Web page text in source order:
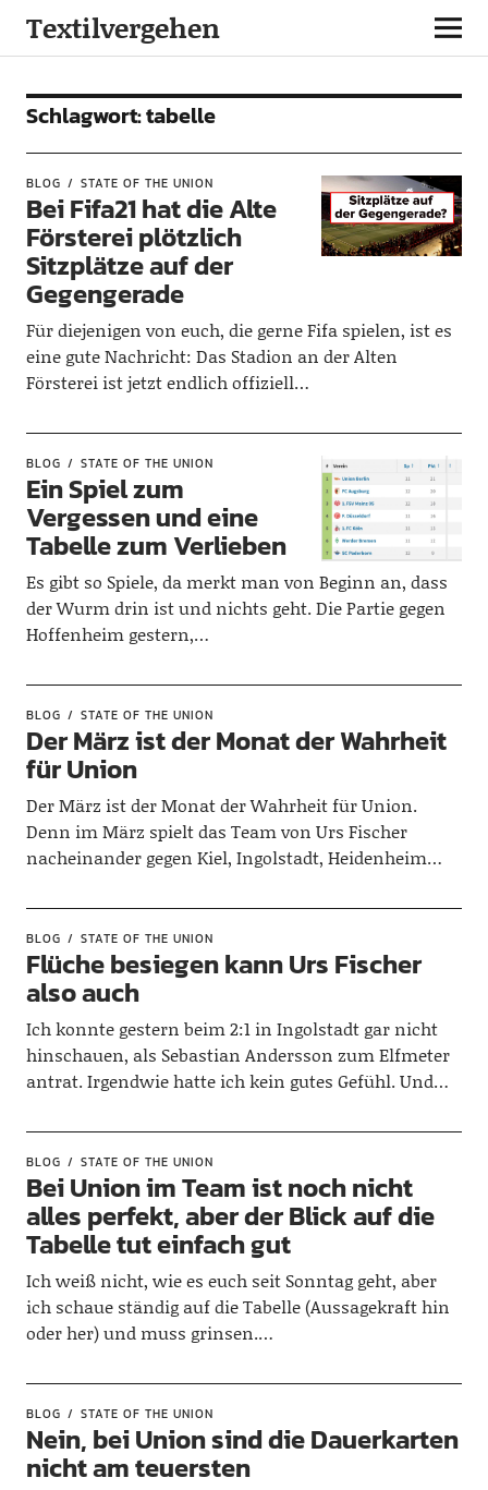
Textilvergehen
Schlagwort:tabelle
BLOG STATE OF THE UNION
Bei Fifa21 hat die Alte
Försterei plötzlich
Sitzplätze auf der
Gegengerade
Für diejenigen von euch, die gerne Fifa spielen, ist es
eine gute Nachricht: Das Stadion an der Alten
Försterei ist jetzt endlich offiziell…
BLOG STATE OF THE UNION
Ein Spiel zum
Vergessen und eine
Tabelle zum Verlieben
Es gibt so Spiele, da merkt man von Beginn an, dass
der Wurm drin ist und nichts geht. Die Partie gegen
Hoffenheim gestern,…
BLOG STATE OF THE UNION
Der März ist der Monat der Wahrheit
für Union
Der März ist der Monat der Wahrheit für Union.
Denn im März spielt das Team von Urs Fischer
nacheinander gegen Kiel, Ingolstadt, Heidenheim…
BLOG STATE OF THE UNION
Flüche besiegen kann Urs Fischer
also auch
Ich konnte gestern beim 2:1 in Ingolstadt gar nicht
hinschauen, als Sebastian Andersson zum Elfmeter
antrat. Irgendwie hatte ich kein gutes Gefühl. Und…
BLOG STATE OF THE UNION
Bei Union im Team ist noch nicht
alles perfekt, aber der Blick auf die
Tabelle tut einfach gut
Ich weiß nicht, wie es euch seit Sonntag geht, aber
ich schaue ständig auf die Tabelle (Aussagekraft hin
oder her) und muss grinsen.…
BLOG STATE OF THE UNION
Nein, bei Union sind die Dauerkarten
nicht am teuersten